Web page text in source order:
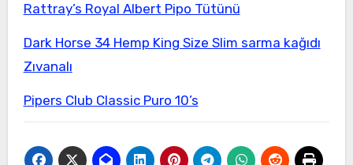
Rattray’s Royal Albert Pipo Tütünü
Dark Horse 34 Hemp King Size Slim sarma kağıdı
Zıvanalı
Pipers Club Classic Puro 10’s